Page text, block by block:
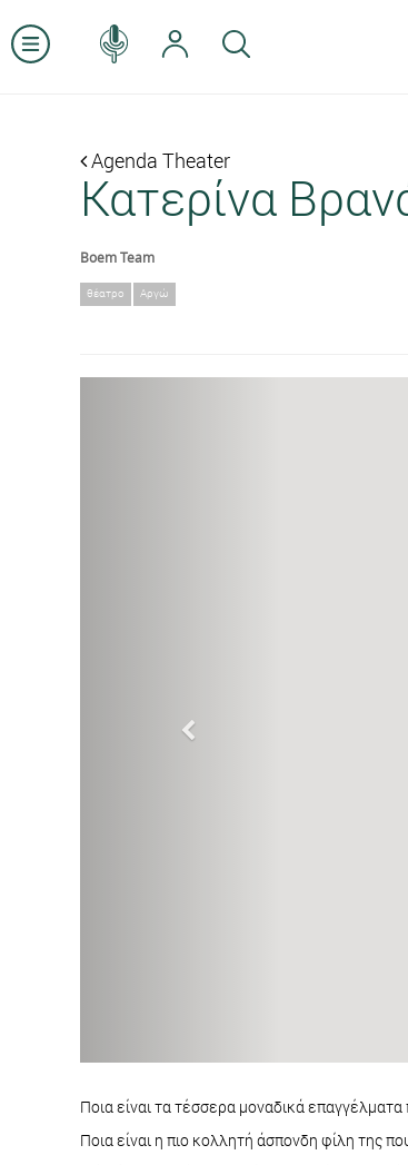
Agenda Theater
Κατερίνα
Boem Team
θέατρο Αργώ
Ποια είναι τα τέσσερα μοναδικά επαγγέλματα
Ποια είναι η πιο κολλητή άσπονδη φίλη της